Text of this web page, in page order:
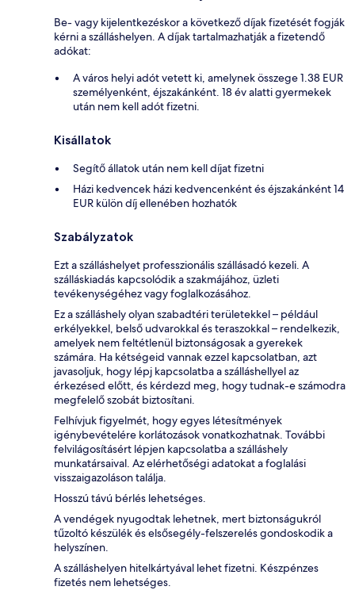
Be- vagy kijelentkezéskor a következő díjak fizetését fogják
kérni a szálláshelyen. A díjak tartalmazhatják a fizetendő
adókat:
A város helyi adót vetett ki, amelynek összege 1.38 EUR
személyenként, éjszakánként. 18 év alatti gyermekek
után nem kell adót fizetni.
Kisállatok
Segítő állatok után nem kell díjat fizetni
Házi kedvencek házi kedvencenként és éjszakánként 14
EUR külön díj ellenében hozhatók
Szabályzatok
Ezt a szálláshelyet professzionális szállásadó kezeli. A
szálláskiadás kapcsolódik a szakmájához, üzleti
tevékenységéhez vagy foglalkozásához.
Ez a szálláshely olyan szabadtéri területekkel – például
erkélyekkel, belső udvarokkal és teraszokkal – rendelkezik,
amelyek nem feltétlenül biztonságosak a gyerekek
számára. Ha kétségeid vannak ezzel kapcsolatban, azt
javasoljuk, hogy lépj kapcsolatba a szálláshellyel az
érkezésed előtt, és kérdezd meg, hogy tudnak-e számodra
megfelelő szobát biztosítani.
Felhívjuk figyelmét, hogy egyes létesítmények
igénybevételére korlátozások vonatkozhatnak. További
felvilágosításért lépjen kapcsolatba a szálláshely
munkatársaival. Az elérhetőségi adatokat a foglalási
visszaigazoláson találja.
Hosszú távú bérlés lehetséges.
A vendégek nyugodtak lehetnek, mert biztonságukról
tűzoltó készülék és elsősegély-felszerelés gondoskodik a
helyszínen.
A szálláshelyen hitelkártyával lehet fizetni. Készpénzes
fizetés nem lehetséges.